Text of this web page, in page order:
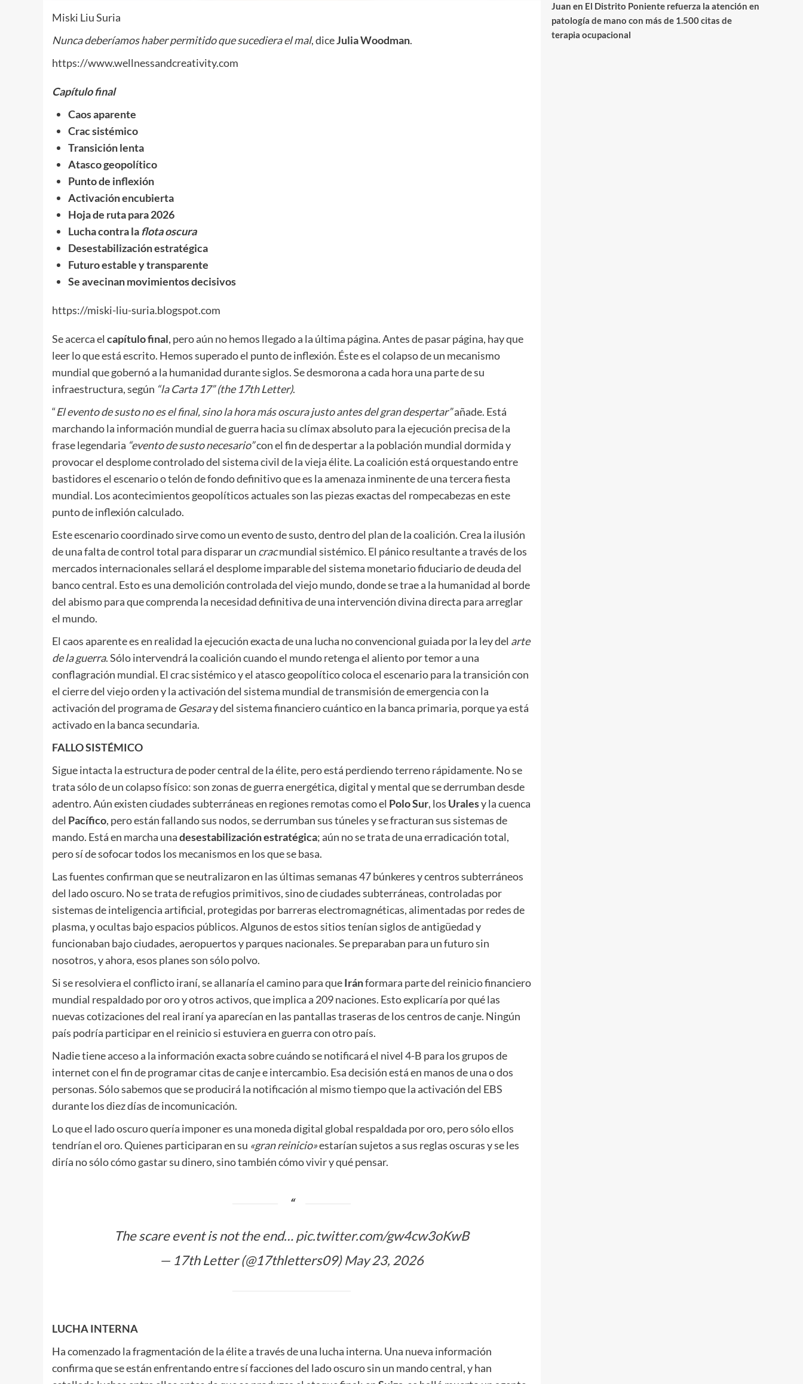
Miski Liu Suria
Nunca deberíamos haber permitido que sucedierael mal, diceJulia Woodman.
https://www.wellnessandcreativity.com
Capítulo final
Caos aparente
Crac sistémico
Transición lenta
Atasco geopolítico
Punto de inflexión
Activación encubierta
Hoja de ruta para 2026
Lucha contra la flota oscura
Desestabilización estratégica
Futuro estable y transparente
Se avecinan movimientos decisivos
https://miski-liu-suria.blogspot.com
Se acerca el capítulo final, pero aún no hemos llegado a la última página. Antes de pasar página, hay que
leer lo que está escrito. Hemos superado el punto de inflexión. Éste es el colapso de un mecanismo
mundial que gobernó a la humanidad durante siglos. Se desmorona a cada hora una parte de su
infraestructura, según “la Carta 17” (the 17th Letter).
“El evento de susto no es el final,sino la hora más oscura justo antes del gran despertar”añade. Está
marchando la información mundial de guerra hacia su clímax absoluto para la ejecución precisa de la
frase legendaria “evento de susto necesario”con el fin de despertar a la población mundial dormida y
provocar el desplome controlado del sistema civil de la vieja élite. La coalición está orquestando entre
bastidores el escenario o telón de fondo definitivo que es la amenaza inminente de una tercera fiesta
mundial. Los acontecimientos geopolíticos actuales son las piezas exactas del rompecabezas en este
punto de inflexión calculado.
Este escenario coordinado sirve como un evento de susto, dentro del plan de la coalición. Crea la ilusión
de una falta de control total para disparar un cracmundial sistémico. El pánico resultante a través de los
mercados internacionales sellará el desplome imparable del sistema monetario fiduciario de deuda del
banco central. Esto es una demolición controlada del viejo mundo, donde se trae a la humanidad al borde
del abismo para que comprenda la necesidad definitiva de una intervención divina directa para arreglar
el mundo.
El caos aparente es en realidad la ejecución exacta de una lucha no convencional guiada por la ley del arte
de la guerra. Sólo intervendrá la coalición cuando el mundo retenga el aliento por temor a una
conflagración mundial. El crac sistémico y el atasco geopolítico coloca el escenario para la transición con
el cierre del viejo orden y la activación del sistema mundial de transmisión de emergencia con la
activación del programa de Gesaray del sistema financiero cuántico en la banca primaria, porque ya está
activado en la banca secundaria.
FALLO SISTÉMICO
Sigue intacta la estructura de poder central de la élite, pero está perdiendo terreno rápidamente. No se
trata sólo de un colapso físico: son zonas de guerra energética, digital y mental que se derrumban desde
adentro. Aún existen ciudades subterráneas en regiones remotas como el Polo Sur, los Uralesy la cuenca
del Pacífico, pero están fallando sus nodos, se derrumban sus túneles y se fracturan sus sistemas de
mando. Está en marcha unadesestabilización estratégica; aún no se trata de una erradicación total,
pero sí de sofocar todos los mecanismos en los que se basa.
Las fuentes confirman que se neutralizaron en las últimas semanas 47 búnkeres y centros subterráneos
del lado oscuro. No se trata de refugios primitivos, sino de ciudades subterráneas, controladas por
sistemas de inteligencia artificial, protegidas por barreras electromagnéticas, alimentadas por redes de
plasma, y ocultas bajo espacios públicos. Algunos de estos sitios tenían siglos de antigüedad y
funcionaban bajo ciudades, aeropuertos y parques nacionales. Se preparaban para un futuro sin
nosotros, y ahora, esos planes son sólo polvo.
Si se resolviera el conflicto iraní, se allanaría el camino para queIránformara parte del reinicio financiero
mundial respaldado por oro y otros activos, que implica a 209 naciones. Esto explicaría por qué las
nuevas cotizaciones del real iraní ya aparecían en las pantallas traseras de los centros de canje. Ningún
país podría participar en el reinicio si estuviera en guerra con otro país.
Nadie tiene acceso a la información exacta sobre cuándo se notificará el nivel 4-B para los grupos de
internet con el fin de programar citas de canje e intercambio. Esa decisión está en manos de una o dos
personas. Sólo sabemos que se producirá la notificación al mismo tiempo que la activación del EBS
durante los diez días de incomunicación.
Lo que el lado oscuro quería imponer es una moneda digital global respaldada por oro, pero sólo ellos
tendrían el oro. Quienes participaran en su «gran reinicio»estarían sujetos a sus reglas oscuras y se les
diría no sólo cómo gastar su dinero, sino también cómo vivir y qué pensar.
The scare event is not the end… pic.twitter.com/gw4cw3oKwB
— 17th Letter (@17thletters09)May 23, 2026
LUCHA INTERNA
Ha comenzado la fragmentación de la élite a través de una lucha interna. Una nueva información
confirma que se están enfrentando entre sí facciones del lado oscuro sin un mando central, y han
Juan en El Distrito Poniente refuerza la atención en
patología de mano con más de 1.500 citas de
terapia ocupacional